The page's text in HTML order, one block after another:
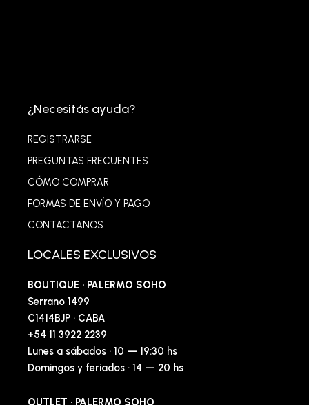
¿Necesitás ayuda?
REGISTRARSE
PREGUNTAS FRECUENTES
CÓMO COMPRAR
FORMAS DE ENVÍO Y PAGO
CONTACTANOS
LOCALES EXCLUSIVOS
BOUTIQUE · PALERMO SOHO
Serrano 1499
C1414BJP · CABA
+54 11 3922 2239
Lunes a sábados · 10 — 19:30 hs
Domingos y feriados · 14 — 20 hs
OUTLET · PALERMO SOHO